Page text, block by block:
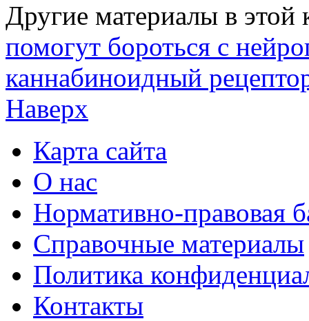
Другие материалы в этой
помогут бороться с
каннабиноидный
Наверх
Карта сайта
О нас
Нормативно-правовая
Справочные материалы
Политика
Контакты